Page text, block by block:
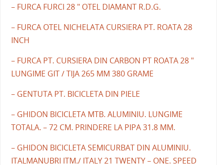
– FURCA FURCI 28 " OTEL DIAMANT R.D.G.
– FURCA OTEL NICHELATA CURSIERA PT. ROATA 28
INCH
– FURCA PT. CURSIERA DIN CARBON PT ROATA 28 "
LUNGIME GIT / TIJA 265 MM 380 GRAME
– GENTUTA PT. BICICLETA DIN PIELE
– GHIDON BICICLETA MTB. ALUMINIU. LUNGIME
TOTALA. – 72 CM. PRINDERE LA PIPA 31.8 MM.
– GHIDON BICICLETA SEMICURBAT DIN ALUMINIU.
ITALMANUBRI ITM./ ITALY 21 TWENTY – ONE. SPEED